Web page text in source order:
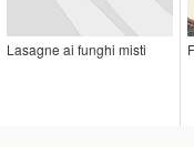
Lasagne ai funghi misti